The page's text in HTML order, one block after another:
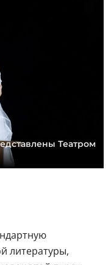
Театром
литературы,